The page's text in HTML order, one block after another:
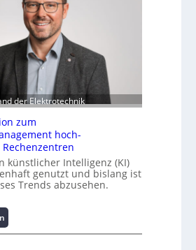
der Elektrotechnik
zum
hoch-
künstlicher Intelligenz (KI)
genutzt und bislang ist
Trends abzusehen.
:
K